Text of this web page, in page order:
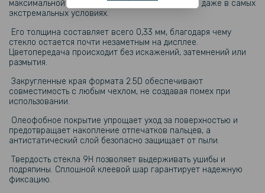
199 грн
Противоударная гидрогелевая пленка Hydrogel Film для Garmin
Enduro 2 (6 шт), Transparent
максимальной безопасности экрана смартфона даже в самых
экстремальных условиях.
Его толщина составляет всего 0,33 мм, благодаря чему
стекло остается почти незаметным на дисплее.
Цветопередача происходит без искажений, затемнений или
размытия.
Закругленные края формата 2.5D обеспечивают
совместимость с любым чехлом, не создавая помех при
использовании.
Олеофобное покрытие упрощает уход за поверхностью и
предотвращает накопление отпечатков пальцев, а
антистатический слой безопасно защищает от пыли.
Твердость стекла 9H позволяет выдерживать ушибы и
подряпины. Сплошной клеевой шар гарантирует надежную
фиксацию.